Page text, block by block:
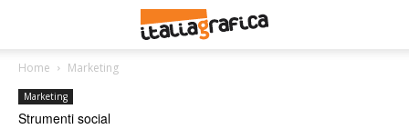
Home Marketing
Marketing
Strumenti social